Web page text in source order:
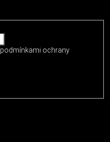
podmínkami ochrany